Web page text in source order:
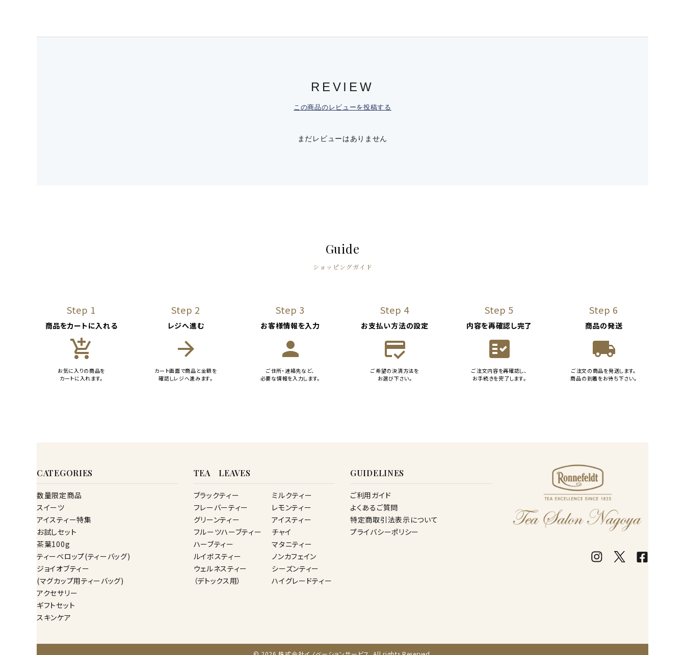
REVIEW
この商品のレビューを投稿する
まだレビューはありません
Guide
ショッピングガイド
Step 1
商品をカートに入れる
add_shopping_cart
お気に入りの商品を
カートに入れます。
Step 2
レジへ進む
arrow_forward
カート画面で商品と金額を
確認しレジへ進みます。
Step 3
お客様情報を入力
person
ご住所・連絡先など、
必要な情報を入力します。
Step 4
お支払い方法の設定
credit_score
ご希望の決済方法を
お選び下さい。
Step 5
内容を再確認し完了
fact_check
ご注文内容を再確認し、
お手続きを完了します。
Step 6
商品の発送
local_shipping
ご注文の商品を発送します。
商品の到着をお待ち下さい。
CATEGORIES
数量限定商品
スイーツ
アイスティー特集
お試しセット
茶葉100g
ティーベロップ(ティーバッグ)
ジョイオブティー
(マグカップ用ティーバッグ)
アクセサリー
ギフトセット
スキンケア
TEA LEAVES
ブラックティー
フレーバーティー
グリーンティー
フルーツハーブティー
ハーブティー
ルイボスティー
ウェルネスティー
（デトックス用）
ミルクティー
レモンティー
アイスティー
チャイ
マタニティー
ノンカフェイン
シーズンティー
ハイグレードティー
GUIDELINES
ご利用ガイド
よくあるご質問
特定商取引法表示について
プライバシーポリシー